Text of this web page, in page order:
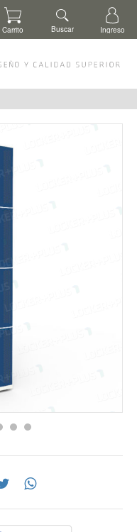
Carrito Buscar Ingreso